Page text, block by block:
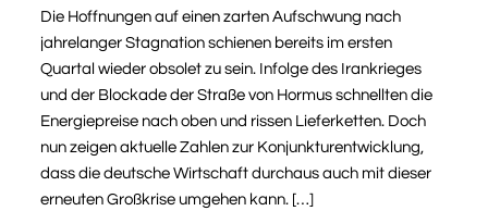
Die Hoffnungen auf einen zarten Aufschwung nach
jahrelanger Stagnation schienen bereits im ersten
Quartal wieder obsolet zu sein. Infolge des Irankrieges
und der Blockade der Straße von Hormus schnellten die
Energiepreise nach oben und rissen Lieferketten. Doch
nun zeigen aktuelle Zahlen zur Konjunkturentwicklung,
dass die deutsche Wirtschaft durchaus auch mit dieser
erneuten Großkrise umgehen kann. […]